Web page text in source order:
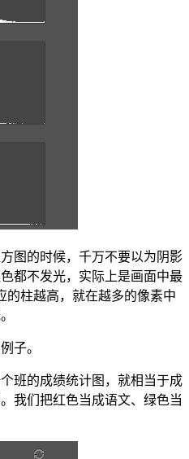
图的时候，千万不要以为阴影
都不发光，实际上是画面中最
的柱越高，就在越多的像素中
子。
班的成绩统计图，就相当于成
我们把红色当成语文、绿色当